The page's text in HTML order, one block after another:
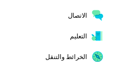
الاتصال
التعليم
الخرائط والتنقل